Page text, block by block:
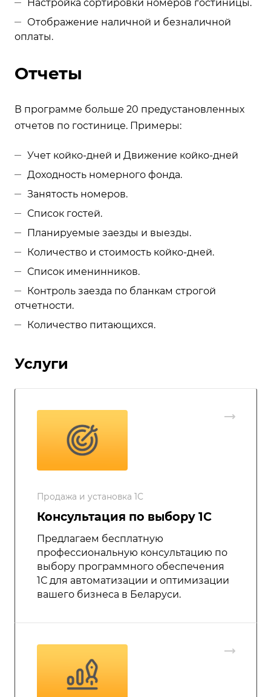
Настройка сортировки номеров гостиницы.
Отображение наличной и безналичной
оплаты.
Отчеты
В программе больше 20 предустановленных
отчетов по гостинице. Примеры:
Учет койко-дней и Движение койко-дней
Доходность номерного фонда.
Занятость номеров.
Список гостей.
Планируемые заезды и выезды.
Количество и стоимость койко-дней.
Список именинников.
Контроль заезда по бланкам строгой
отчетности.
Количество питающихся.
Услуги
Продажа и установка 1С
Консультация по выбору 1С
Предлагаем бесплатную
профессиональную консультацию по
выбору программного обеспечения
1С для автоматизации и оптимизации
вашего бизнеса в Беларуси.